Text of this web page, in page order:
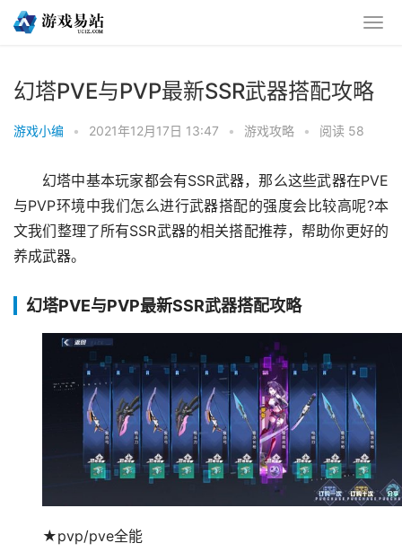
幻塔PVE与PVP最新SSR武器搭配攻略
游戏小编 • 2021年12月17日 13:47 • 游戏攻略 • 阅读 58
幻塔中基本玩家都会有SSR武器，那么这些武器在PVE
与PVP环境中我们怎么进行武器搭配的强度会比较高呢?本
文我们整理了所有SSR武器的相关搭配推荐，帮助你更好的
养成武器。
幻塔PVE与PVP最新SSR武器搭配攻略
★pvp/pve全能